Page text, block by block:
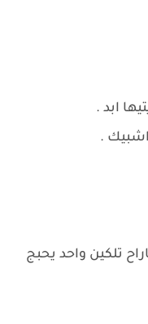
ابد .
.
تلكين واحد يحبج